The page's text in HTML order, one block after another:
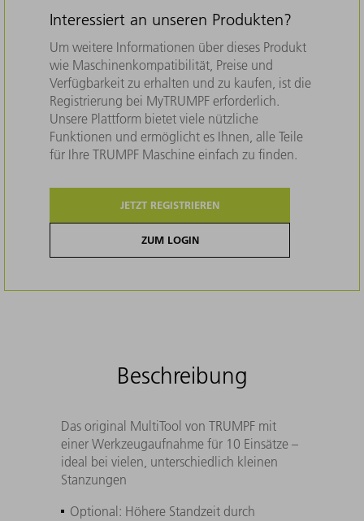
Interessiert an unseren Produkten?
Um weitere Informationen über dieses Produkt
wie Maschinenkompatibilität, Preise und
Verfügbarkeit zu erhalten und zu kaufen, ist die
Registrierung bei MyTRUMPF erforderlich.
Unsere Plattform bietet viele nützliche
Funktionen und ermöglicht es Ihnen, alle Teile
für Ihre TRUMPF Maschine einfach zu finden.
JETZT REGISTRIEREN
ZUM LOGIN
Beschreibung
Das original MultiTool von TRUMPF mit
einer Werkzeugaufnahme für 10 Einsätze –
ideal bei vielen, unterschiedlich kleinen
Stanzungen
Optional: Höhere Standzeit durch